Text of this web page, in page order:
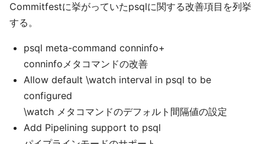
Commitfestに挙がっていたpsqlに関する改善項目を列挙
する。
psql meta-command conninfo+
conninfoメタコマンドの改善
Allow default \watch interval in psql to be
configured
\watch メタコマンドのデフォルト間隔値の設定
Add Pipelining support to psql